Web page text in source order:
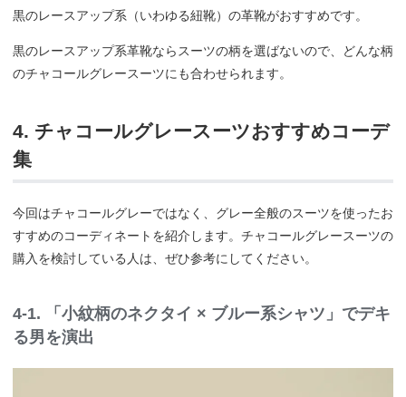
黒のレースアップ系（いわゆる紐靴）の革靴がおすすめです。
黒のレースアップ系革靴ならスーツの柄を選ばないので、どんな柄
のチャコールグレースーツにも合わせられます。
4. チャコールグレースーツおすすめコーデ
集
今回はチャコールグレーではなく、グレー全般のスーツを使ったお
すすめのコーディネートを紹介します。チャコールグレースーツの
購入を検討している人は、ぜひ参考にしてください。
4-1. 「小紋柄のネクタイ × ブルー系シャツ」でデキ
る男を演出